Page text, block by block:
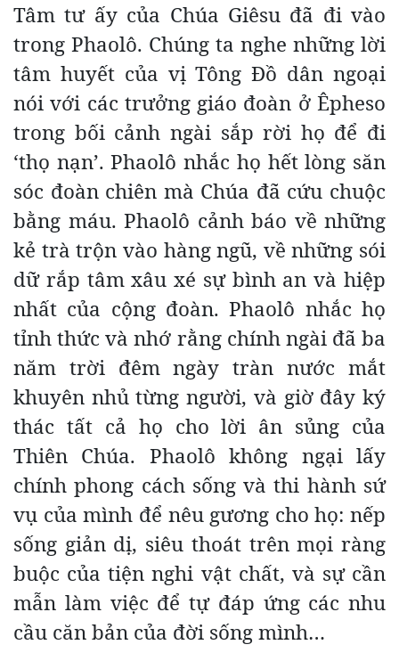
Tâm tư ấy của Chúa Giêsu đã đi vào
trong Phaolô. Chúng ta nghe những lời
tâm huyết của vị Tông Đồ dân ngoại
nói với các trưởng giáo đoàn ở Êpheso
trong bối cảnh ngài sắp rời họ để đi
‘thọ nạn’. Phaolô nhắc họ hết lòng săn
sóc đoàn chiên mà Chúa đã cứu chuộc
bằng máu. Phaolô cảnh báo về những
kẻ trà trộn vào hàng ngũ, về những sói
dữ rắp tâm xâu xé sự bình an và hiệp
nhất của cộng đoàn. Phaolô nhắc họ
tỉnh thức và nhớ rằng chính ngài đã ba
năm trời đêm ngày tràn nước mắt
khuyên nhủ từng người, và giờ đây ký
thác tất cả họ cho lời ân sủng của
Thiên Chúa. Phaolô không ngại lấy
chính phong cách sống và thi hành sứ
vụ của mình để nêu gương cho họ: nếp
sống giản dị, siêu thoát trên mọi ràng
buộc của tiện nghi vật chất, và sự cần
mẫn làm việc để tự đáp ứng các nhu
cầu căn bản của đời sống mình…